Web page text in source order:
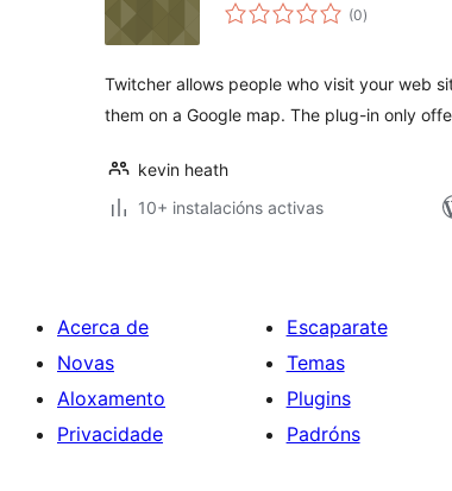
(0valoracións
totais
)
Twitcher allows people who visit your web
them on a Google map. The plug-in only
kevin heath
10+ instalacións activas
Acerca de
Novas
Aloxamento
Privacidade
Escaparate
Temas
Plugins
Padróns